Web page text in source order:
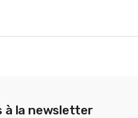
à la newsletter